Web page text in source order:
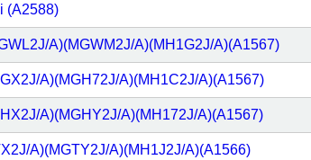
(A2588)
A)(MGWM2J/A)(MH1G2J/A)(A1567)
A)(MGH72J/A)(MH1C2J/A)(A1567)
A)(MGHY2J/A)(MH172J/A)(A1567)
A)(MGTY2J/A)(MH1J2J/A)(A1566)